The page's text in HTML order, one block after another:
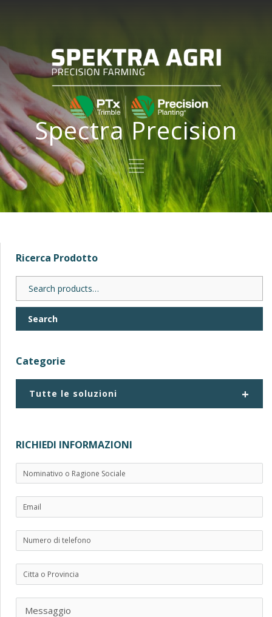
Spectra Precision
Ricerca Prodotto
Search
for:
Search
Categorie
+
Tutte le soluzioni
RICHIEDI INFORMAZIONI